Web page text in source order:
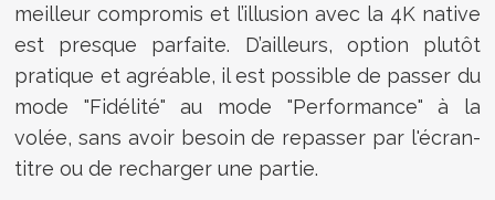
meilleur compromis et l’illusion avec la 4K native
est presque parfaite. D’ailleurs, option plutôt
pratique et agréable, il est possible de passer du
mode "Fidélité" au mode "Performance" à la
volée, sans avoir besoin de repasser par l'écran-
titre ou de recharger une partie.